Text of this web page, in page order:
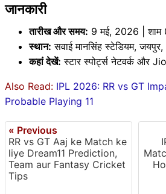
जानकारी
तारीख और समय: 9 मई, 2026 | शाम
स्थान: सवाई मानसिंह स्टेडियम, जयपुर,
कहां देखें: स्टार स्पोर्ट्स नेटवर्क और
Also Read: IPL 2026: RR vs GT
Probable Playing 11
« Previous
RR vs GT Aaj ke Match ke
liye Dream11 Prediction,
Team aur Fantasy Cricket
Tips